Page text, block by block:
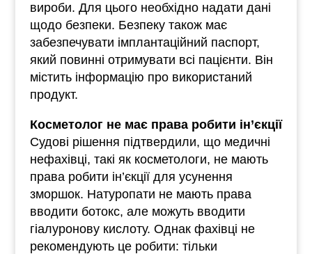
вироби. Для цього необхідно надати дані
щодо безпеки. Безпеку також має
забезпечувати імплантаційний паспорт,
який повинні отримувати всі пацієнти. Він
містить інформацію про використаний
продукт.
Косметолог не має права робити ін’єкції
Судові рішення підтвердили, що медичні
нефахівці, такі як косметологи, не мають
права робити ін’єкції для усунення
зморшок. Натуропати не мають права
вводити ботокс, але можуть вводити
гіалуронову кислоту. Однак фахівці не
рекомендують це робити: тільки